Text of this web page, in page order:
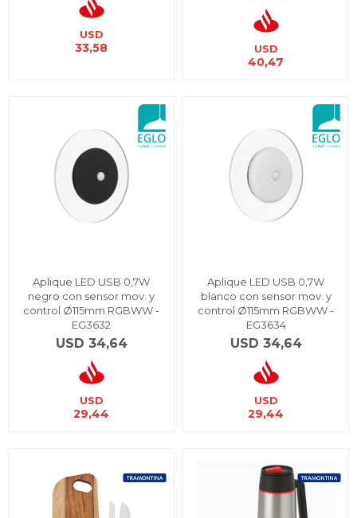
USD
33,58 USD
40,47
Aplique LED USB 0,7W
negro con sensor mov. y
control Ø115mm RGBWW -
EG3632
USD 34,64
USD
29,44
Aplique LED USB 0,7W
blanco con sensor mov. y
control Ø115mm RGBWW -
EG3634
USD 34,64
USD
29,44